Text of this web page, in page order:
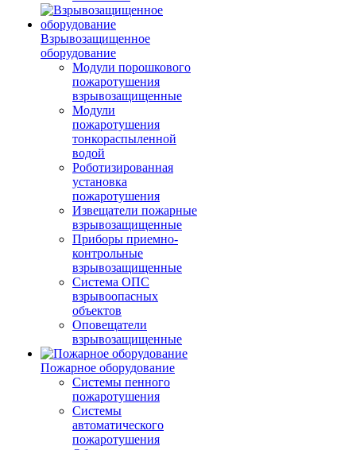
Взрывозащищенное
оборудование
Модули порошкового
пожаротушения
взрывозащищенные
Модули
пожаротушения
тонкораспыленной
водой
Роботизированная
установка
пожаротушения
Извещатели пожарные
взрывозащищенные
Приборы приемно-
контрольные
взрывозащищенные
Система ОПС
взрывоопасных
объектов
Оповещатели
взрывозащищенные
Пожарное оборудование
Системы пенного
пожаротушения
Системы
автоматического
пожаротушения